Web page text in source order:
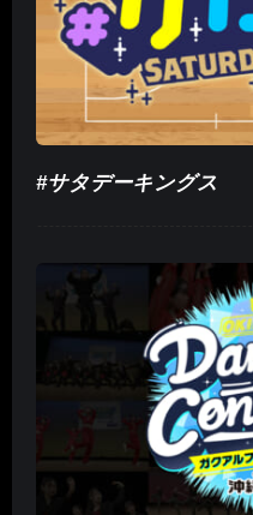
#サタデーキングス